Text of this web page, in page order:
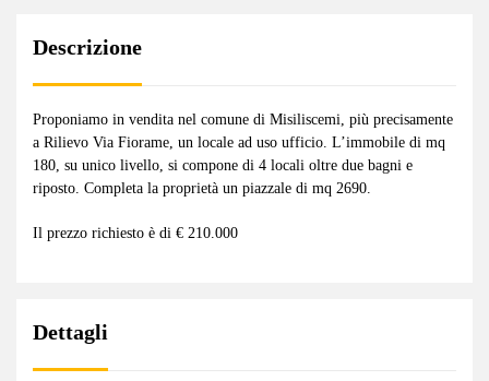
Descrizione
Proponiamo in vendita nel comune di Misiliscemi, più precisamente
a Rilievo Via Fiorame, un locale ad uso ufficio. L’immobile di mq
180, su unico livello, si compone di 4 locali oltre due bagni e
riposto. Completa la proprietà un piazzale di mq 2690.
Il prezzo richiesto è di € 210.000
Dettagli